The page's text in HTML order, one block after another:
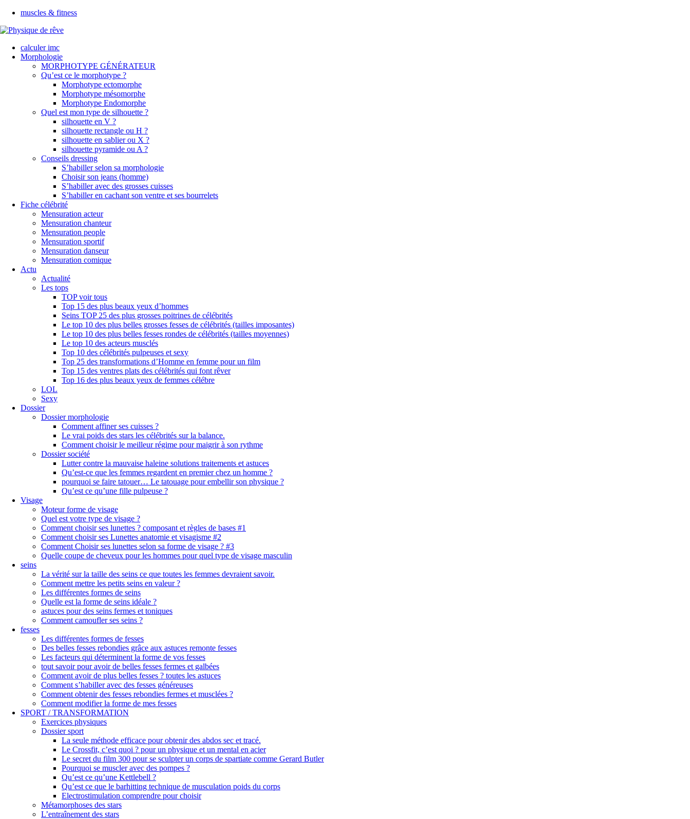
muscles & fitness
calculer imc
Morphologie
MORPHOTYPE GÉNÉRATEUR
Qu’est ce le morphotype ?
Morphotype ectomorphe
Morphotype mésomorphe
Morphotype Endomorphe
Quel est mon type de silhouette ?
silhouette en V ?
silhouette rectangle ou H ?
silhouette en sablier ou X ?
silhouette pyramide ou A ?
Conseils dressing
S’habiller selon sa morphologie
Choisir son jeans (homme)
S’habiller avec des grosses cuisses
S’habiller en cachant son ventre et ses bourrelets
Fiche célébrité
Mensuration acteur
Mensuration chanteur
Mensuration people
Mensuration sportif
Mensuration danseur
Mensuration comique
Actu
Actualité
Les tops
TOP voir tous
Top 15 des plus beaux yeux d’hommes
Seins TOP 25 des plus grosses poitrines de célébrités
Le top 10 des plus belles grosses fesses de célébrités (tailles imposantes)
Le top 10 des plus belles fesses rondes de célébrités (tailles moyennes)
Le top 10 des acteurs musclés
Top 10 des célébrités pulpeuses et sexy
Top 25 des transformations d’Homme en femme pour un film
Top 15 des ventres plats des célébrités qui font rêver
Top 16 des plus beaux yeux de femmes célébre
LOL
Sexy
Dossier
Dossier morphologie
Comment affiner ses cuisses ?
Le vrai poids des stars les célébrités sur la balance.
Comment choisir le meilleur régime pour maigrir à son rythme
Dossier société
Lutter contre la mauvaise haleine solutions traitements et astuces
Qu’est-ce que les femmes regardent en premier chez un homme ?
pourquoi se faire tatouer… Le tatouage pour embellir son physique ?
Qu’est ce qu’une fille pulpeuse ?
Visage
Moteur forme de visage
Quel est votre type de visage ?
Comment choisir ses lunettes ? composant et règles de bases #1
Comment choisir ses Lunettes anatomie et visagisme #2
Comment Choisir ses lunettes selon sa forme de visage ? #3
Quelle coupe de cheveux pour les hommes pour quel type de visage masculin
seins
La vérité sur la taille des seins ce que toutes les femmes devraient savoir.
Comment mettre les petits seins en valeur ?
Les différentes formes de seins
Quelle est la forme de seins idéale ?
astuces pour des seins fermes et toniques
Comment camoufler ses seins ?
fesses
Les différentes formes de fesses
Des belles fesses rebondies grâce aux astuces remonte fesses
Les facteurs qui déterminent la forme de vos fesses
tout savoir pour avoir de belles fesses fermes et galbées
Comment avoir de plus belles fesses ? toutes les astuces
Comment s’habiller avec des fesses généreuses
Comment obtenir des fesses rebondies fermes et musclées ?
Comment modifier la forme de mes fesses
SPORT / TRANSFORMATION
Exercices physiques
Dossier sport
La seule méthode efficace pour obtenir des abdos sec et tracé.
Le Crossfit, c’est quoi ? pour un physique et un mental en acier
Le secret du film 300 pour se sculpter un corps de spartiate comme Gerard Butler
Pourquoi se muscler avec des pompes ?
Qu’est ce qu’une Kettlebell ?
Qu’est ce que le barhitting technique de musculation poids du corps
Electrostimulation comprendre pour choisir
Métamorphoses des stars
L’entraînement des stars